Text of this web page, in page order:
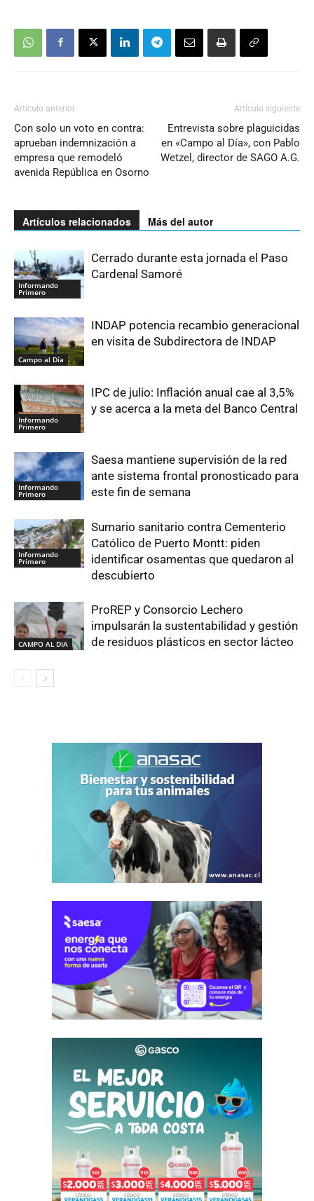
Artículo anterior
Con solo un voto en contra:
aprueban indemnización a
empresa que remodeló
avenida República en Osorno
Artículo siguiente
Entrevista sobre plaguicidas
en «Campo al Día», con Pablo
Wetzel, director de SAGO A.G.
Artículos relacionados Más del autor
Informando
Primero
Cerrado durante esta jornada el Paso
Cardenal Samoré
Campo al Día
INDAP potencia recambio generacional
en visita de Subdirectora de INDAP
Informando
Primero
IPC de julio: Inflación anual cae al 3,5%
y se acerca a la meta del Banco Central
Informando
Primero
Saesa mantiene supervisión de la red
ante sistema frontal pronosticado para
este fin de semana
Informando
Primero
Sumario sanitario contra Cementerio
Católico de Puerto Montt: piden
identificar osamentas que quedaron al
descubierto
CAMPO AL DIA
ProREP y Consorcio Lechero
impulsarán la sustentabilidad y gestión
de residuos plásticos en sector lácteo